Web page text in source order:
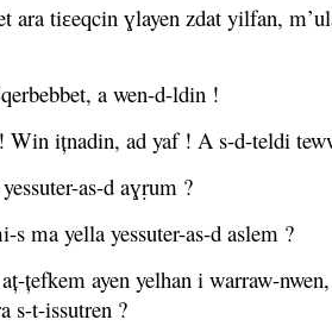
ara tiɛeqcin ɣlayen zdat yilfan,
a wen-d-ldin !
ițnadin, ad yaf ! A s-d-teldi
as-d aɣṛum ?
ma yella yessuter-as-d aslem ?
țefkem ayen yelhan i warraw-
s-t-issutren ?